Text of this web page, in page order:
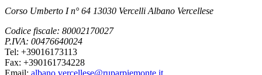
Corso Umberto I n° 64 13030 Vercelli Albano Vercellese
Codice fiscale: 80002170027
P.IVA: 00476640024
Tel: +39016173113
Fax: +390161734228